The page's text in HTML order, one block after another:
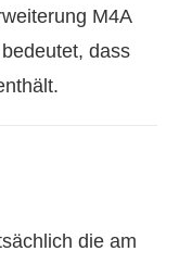
M4A
dass
die am